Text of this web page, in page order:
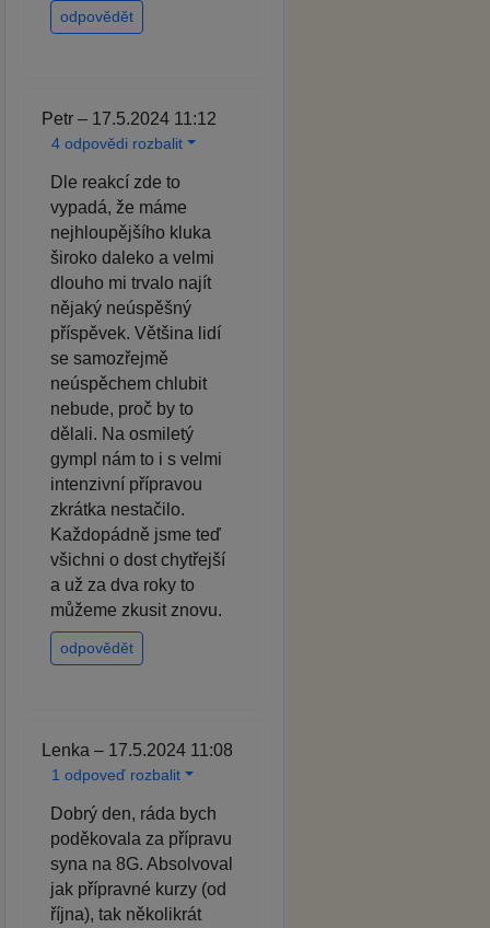
odpovědět
Petr – 17.5.2024 11:12
4 odpovědi rozbalit
Dle reakcí zde to
vypadá, že máme
nejhloupějšího kluka
široko daleko a velmi
dlouho mi trvalo najít
nějaký neúspěšný
příspěvek. Většina lidí
se samozřejmě
neúspěchem chlubit
nebude, proč by to
dělali. Na osmiletý
gympl nám to i s velmi
intenzivní přípravou
zkrátka nestačilo.
Každopádně jsme teď
všichni o dost chytřejší
a už za dva roky to
můžeme zkusit znovu.
odpovědět
Lenka – 17.5.2024 11:08
1 odpoveď rozbalit
Dobrý den, ráda bych
poděkovala za přípravu
syna na 8G. Absolvoval
jak přípravné kurzy (od
října), tak několikrát